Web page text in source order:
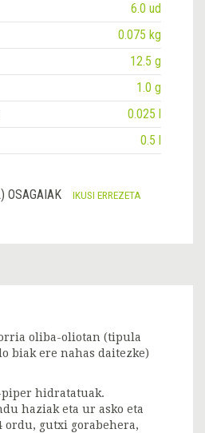
6.0 ud
0.075 kg
12.5 g
1.0 g
0.025 l
0.5 l
OSAGAIAK IKUSI ERREZETA
oliba-oliotan (tipula
biak ere nahas daitezke)
hidratatuak.
haziak eta ur asko eta
ordu, gutxi gorabehera,